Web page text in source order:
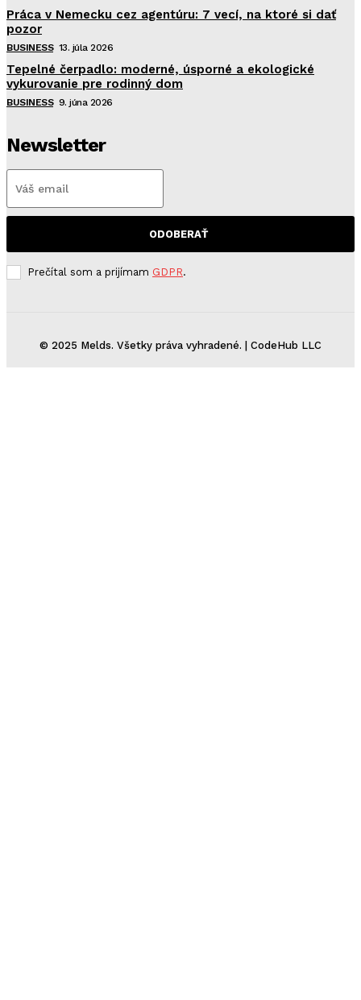
Práca v Nemecku cez agentúru: 7 vecí, na ktoré si dať
pozor
BUSINESS 13. júla 2026
Tepelné čerpadlo: moderné, úsporné a ekologické
vykurovanie pre rodinný dom
BUSINESS 9. júna 2026
Newsletter
ODOBERAŤ
Prečítal som a prijímam GDPR.
© 2025 Melds. Všetky práva vyhradené. | CodeHub LLC